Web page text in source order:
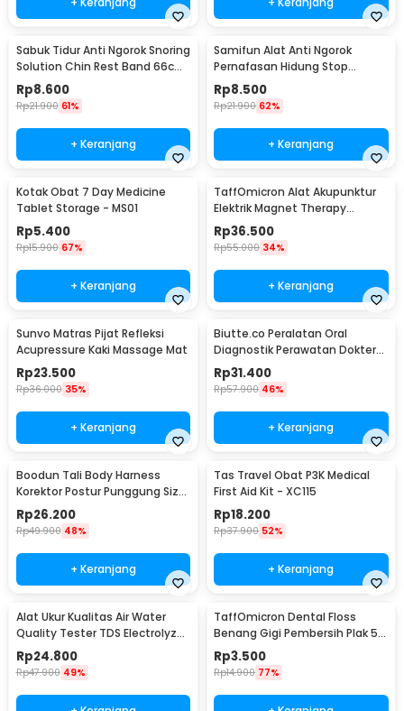
Sabuk Tidur Anti Ngorok Snoring
Solution Chin Rest Band 66cm
- 5582
Rp8.600
Rp21.900 61%
+ Keranjang
Samifun Alat Anti Ngorok
Pernafasan Hidung Stop
Snoring Air Purifier - MX-555
Rp8.500
Rp21.900 62%
+ Keranjang
Kotak Obat 7 Day Medicine
Tablet Storage - MS01
Rp5.400
Rp15.900 67%
+ Keranjang
TaffOmicron Alat Akupunktur
Elektrik Magnet Therapy
Battery - DF-618
Rp36.500
Rp55.000 34%
+ Keranjang
Sunvo Matras Pijat Refleksi
Acupressure Kaki Massage Mat
Rp23.500
Rp36.000 35%
+ Keranjang
Biutte.co Peralatan Oral
Diagnostik Perawatan Dokter
Gigi Dental 5in1 - 7CKQ01
Rp31.400
Rp57.900 46%
+ Keranjang
Boodun Tali Body Harness
Korektor Postur Punggung Size
M - BBJ-15
Rp26.200
Rp49.900 48%
+ Keranjang
Tas Travel Obat P3K Medical
First Aid Kit - XC115
Rp18.200
Rp37.900 52%
+ Keranjang
Alat Ukur Kualitas Air Water
Quality Tester TDS Electrolyzer
- JJ2850
Rp24.800
Rp47.900 49%
TaffOmicron Dental Floss
Benang Gigi Pembersih Plak 50
PCS - LMT-558
Rp3.500
Rp14.900 77%